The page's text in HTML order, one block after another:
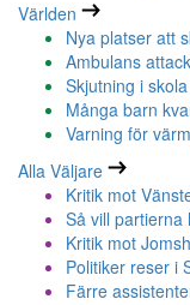
Världen
Nya platser att
Ambulans
Skjutning i
Många barn
Varning för
Alla Väljare
Kritik mot
Så vill partierna
Kritik mot
Politiker reser i
Färre